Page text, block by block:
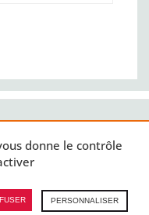
donne le contrôle
PERSONNALISER